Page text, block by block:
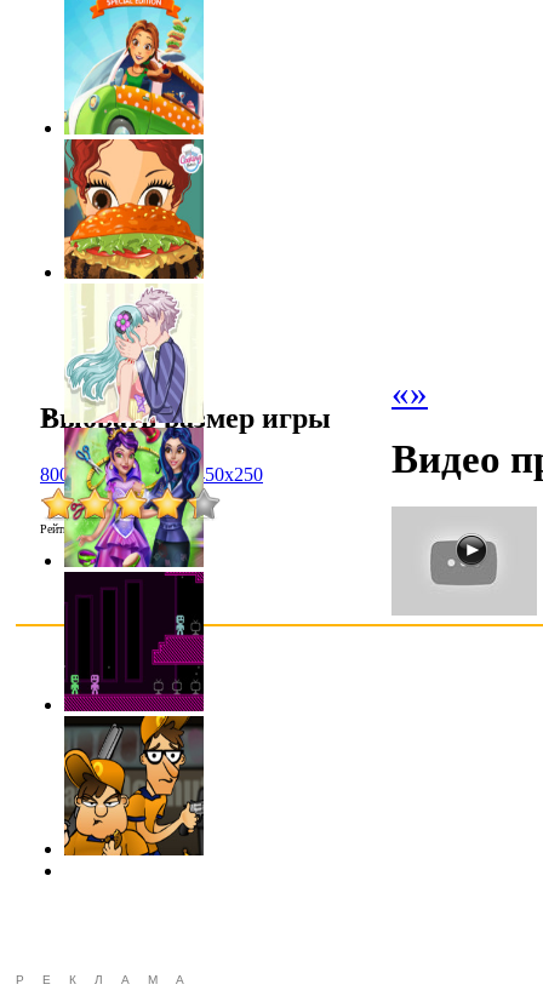
«»
Выбрать размер игры
800x600 1024x768 450x250
Рейтинг :4.3/21
Видео
РЕКЛАМА